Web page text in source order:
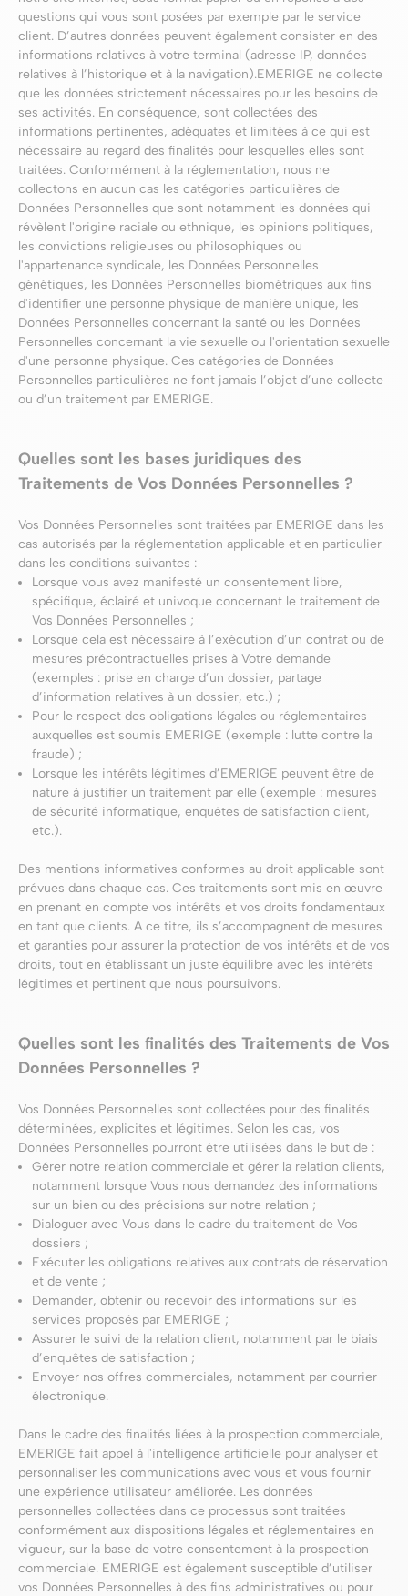
questions qui vous sont posées par exemple par le service
client. D’autres données peuvent également consister en des
informations relatives à votre terminal (adresse IP, données
relatives à l’historique et à la navigation).EMERIGE ne collecte
que les données strictement nécessaires pour les besoins de
ses activités. En conséquence, sont collectées des
informations pertinentes, adéquates et limitées à ce qui est
nécessaire au regard des finalités pour lesquelles elles sont
traitées. Conformément à la réglementation, nous ne
collectons en aucun cas les catégories particulières de
Données Personnelles que sont notamment les données qui
révèlent l'origine raciale ou ethnique, les opinions politiques,
les convictions religieuses ou philosophiques ou
l'appartenance syndicale, les Données Personnelles
génétiques, les Données Personnelles biométriques aux fins
d'identifier une personne physique de manière unique, les
Données Personnelles concernant la santé ou les Données
Personnelles concernant la vie sexuelle ou l'orientation sexuelle
d'une personne physique. Ces catégories de Données
Personnelles particulières ne font jamais l’objet d’une collecte
ou d’un traitement par EMERIGE.
Quelles sont les bases juridiques des
Traitements de Vos Données Personnelles ?
Vos Données Personnelles sont traitées par EMERIGE dans les
cas autorisés par la réglementation applicable et en particulier
dans les conditions suivantes :
Lorsque vous avez manifesté un consentement libre,
spécifique, éclairé et univoque concernant le traitement de
Vos Données Personnelles ;
Lorsque cela est nécessaire à l’exécution d’un contrat ou de
mesures précontractuelles prises à Votre demande
(exemples : prise en charge d’un dossier, partage
d’information relatives à un dossier, etc.) ;
Pour le respect des obligations légales ou réglementaires
auxquelles est soumis EMERIGE (exemple : lutte contre la
fraude) ;
Lorsque les intérêts légitimes d’EMERIGE peuvent être de
nature à justifier un traitement par elle (exemple : mesures
de sécurité informatique, enquêtes de satisfaction client,
etc.).
Des mentions informatives conformes au droit applicable sont
prévues dans chaque cas. Ces traitements sont mis en œuvre
en prenant en compte vos intérêts et vos droits fondamentaux
en tant que clients. A ce titre, ils s’accompagnent de mesures
et garanties pour assurer la protection de vos intérêts et de vos
droits, tout en établissant un juste équilibre avec les intérêts
légitimes et pertinent que nous poursuivons.
Quelles sont les finalités des Traitements de Vos
Données Personnelles ?
Vos Données Personnelles sont collectées pour des finalités
déterminées, explicites et légitimes. Selon les cas, vos
Données Personnelles pourront être utilisées dans le but de :
Gérer notre relation commerciale et gérer la relation clients,
notamment lorsque Vous nous demandez des informations
sur un bien ou des précisions sur notre relation ;
Dialoguer avec Vous dans le cadre du traitement de Vos
dossiers ;
Exécuter les obligations relatives aux contrats de réservation
et de vente ;
Demander, obtenir ou recevoir des informations sur les
services proposés par EMERIGE ;
Assurer le suivi de la relation client, notamment par le biais
d’enquêtes de satisfaction ;
Envoyer nos offres commerciales, notamment par courrier
électronique.
Dans le cadre des finalités liées à la prospection commerciale,
EMERIGE fait appel à l'intelligence artificielle pour analyser et
personnaliser les communications avec vous et vous fournir
une expérience utilisateur améliorée. Les données
personnelles collectées dans ce processus sont traitées
conformément aux dispositions légales et réglementaires en
vigueur, sur la base de votre consentement à la prospection
commerciale. EMERIGE est également susceptible d’utiliser
vos Données Personnelles à des fins administratives ou pour